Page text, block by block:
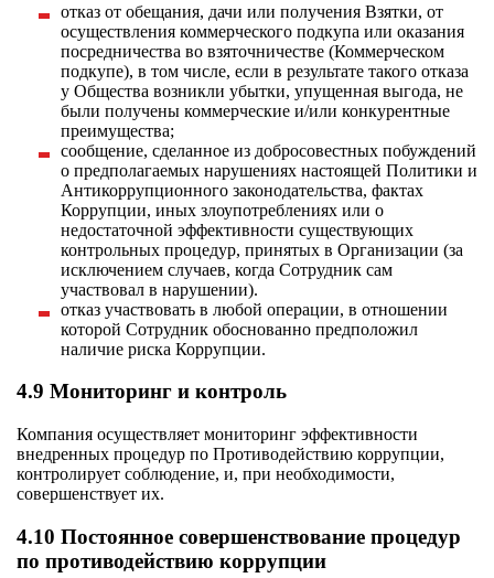
отказ от обещания, дачи или получения Взятки, от
осуществления коммерческого подкупа или оказания
посредничества во взяточничестве (Коммерческом
подкупе), в том числе, если в результате такого отказа
у Общества возникли убытки, упущенная выгода, не
были получены коммерческие и/или конкурентные
преимущества;
сообщение, сделанное из добросовестных побуждений
о предполагаемых нарушениях настоящей Политики и
Антикоррупционного законодательства, фактах
Коррупции, иных злоупотреблениях или о
недостаточной эффективности существующих
контрольных процедур, принятых в Организации (за
исключением случаев, когда Сотрудник сам
участвовал в нарушении).
отказ участвовать в любой операции, в отношении
которой Сотрудник обоснованно предположил
наличие риска Коррупции.
4.9 Мониторинг и контроль
Компания осуществляет мониторинг эффективности
внедренных процедур по Противодействию коррупции,
контролирует соблюдение, и, при необходимости,
совершенствует их.
4.10 Постоянное совершенствование процедур
по противодействию коррупции